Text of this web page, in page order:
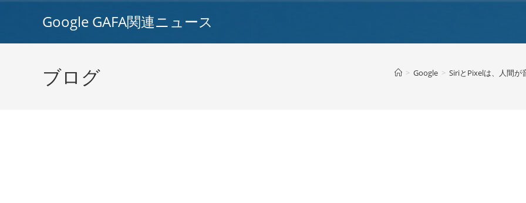
Google GAFA関連ニュース
ブログ > Google > SiriとPixelは、人間が